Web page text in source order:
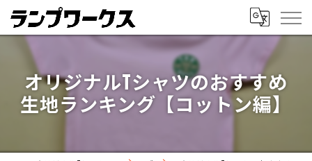
オリジナルTシャツのおすすめ
生地ランキング【コットン編】